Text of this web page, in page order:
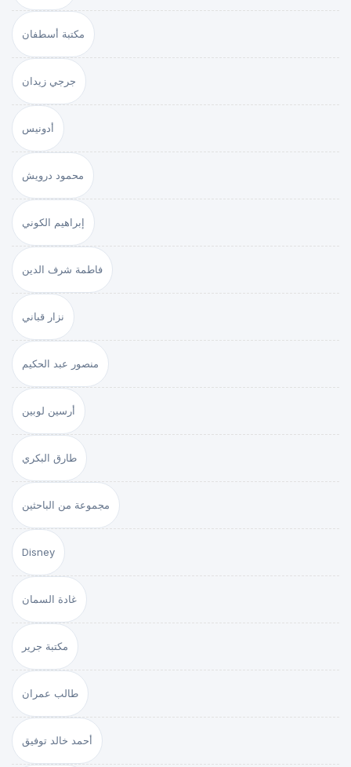
مكتبة أسطفان
جرجي زيدان
أدونيس
محمود درويش
إبراهيم الكوني
فاطمة شرف الدين
نزار قباني
منصور عبد الحكيم
أرسين لوبين
طارق البكري
مجموعة من الباحثين
Disney
غادة السمان
مكتبة جرير
طالب عمران
أحمد خالد توفيق